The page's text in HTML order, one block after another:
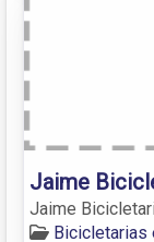
Jaime
Jaime
Bicicletarias